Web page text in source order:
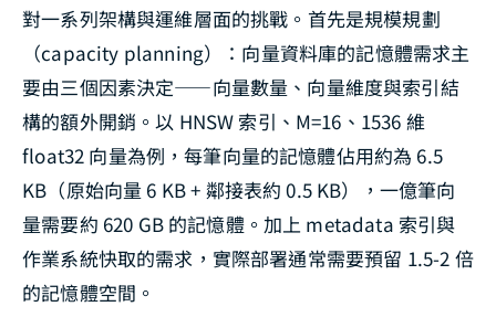
對一系列架構與運維層面的挑戰。首先是規模規劃
（capacity planning）：向量資料庫的記憶體需求主
要由三個因素決定——向量數量、向量維度與索引結
構的額外開銷。以 HNSW 索引、M=16、1536 維
float32 向量為例，每筆向量的記憶體佔用約為 6.5
KB（原始向量 6 KB + 鄰接表約 0.5 KB），一億筆向
量需要約 620 GB 的記憶體。加上 metadata 索引與
作業系統快取的需求，實際部署通常需要預留 1.5-2 倍
的記憶體空間。